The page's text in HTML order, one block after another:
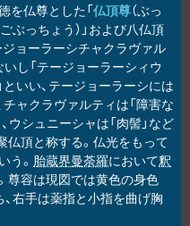
を仏尊とした「仏頂尊（ぶっ
ごぶっちょう）」および八仏頂
ョーラーシチャクラヴァル
いし「テージョーラーシィウ
といい、テージョーラーシには
チャクラヴァルティは「障害な
、ウシュニーシャは「肉髻」など
仏頂と称する。仏光をもって
う。 胎蔵界曼荼羅において釈
尊容は現図では黄色の身色
右手は薬指と小指を曲げ胸